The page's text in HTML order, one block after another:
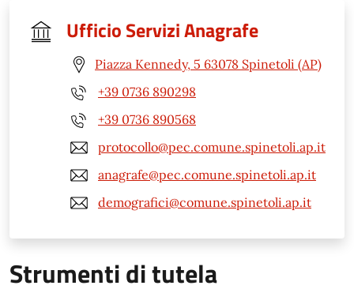
Ufficio Servizi Anagrafe
Piazza Kennedy, 5 63078 Spinetoli (AP)
+39 0736 890298
+39 0736 890568
protocollo@pec.comune.spinetoli.ap.it
anagrafe@pec.comune.spinetoli.ap.it
demografici@comune.spinetoli.ap.it
Strumenti di tutela